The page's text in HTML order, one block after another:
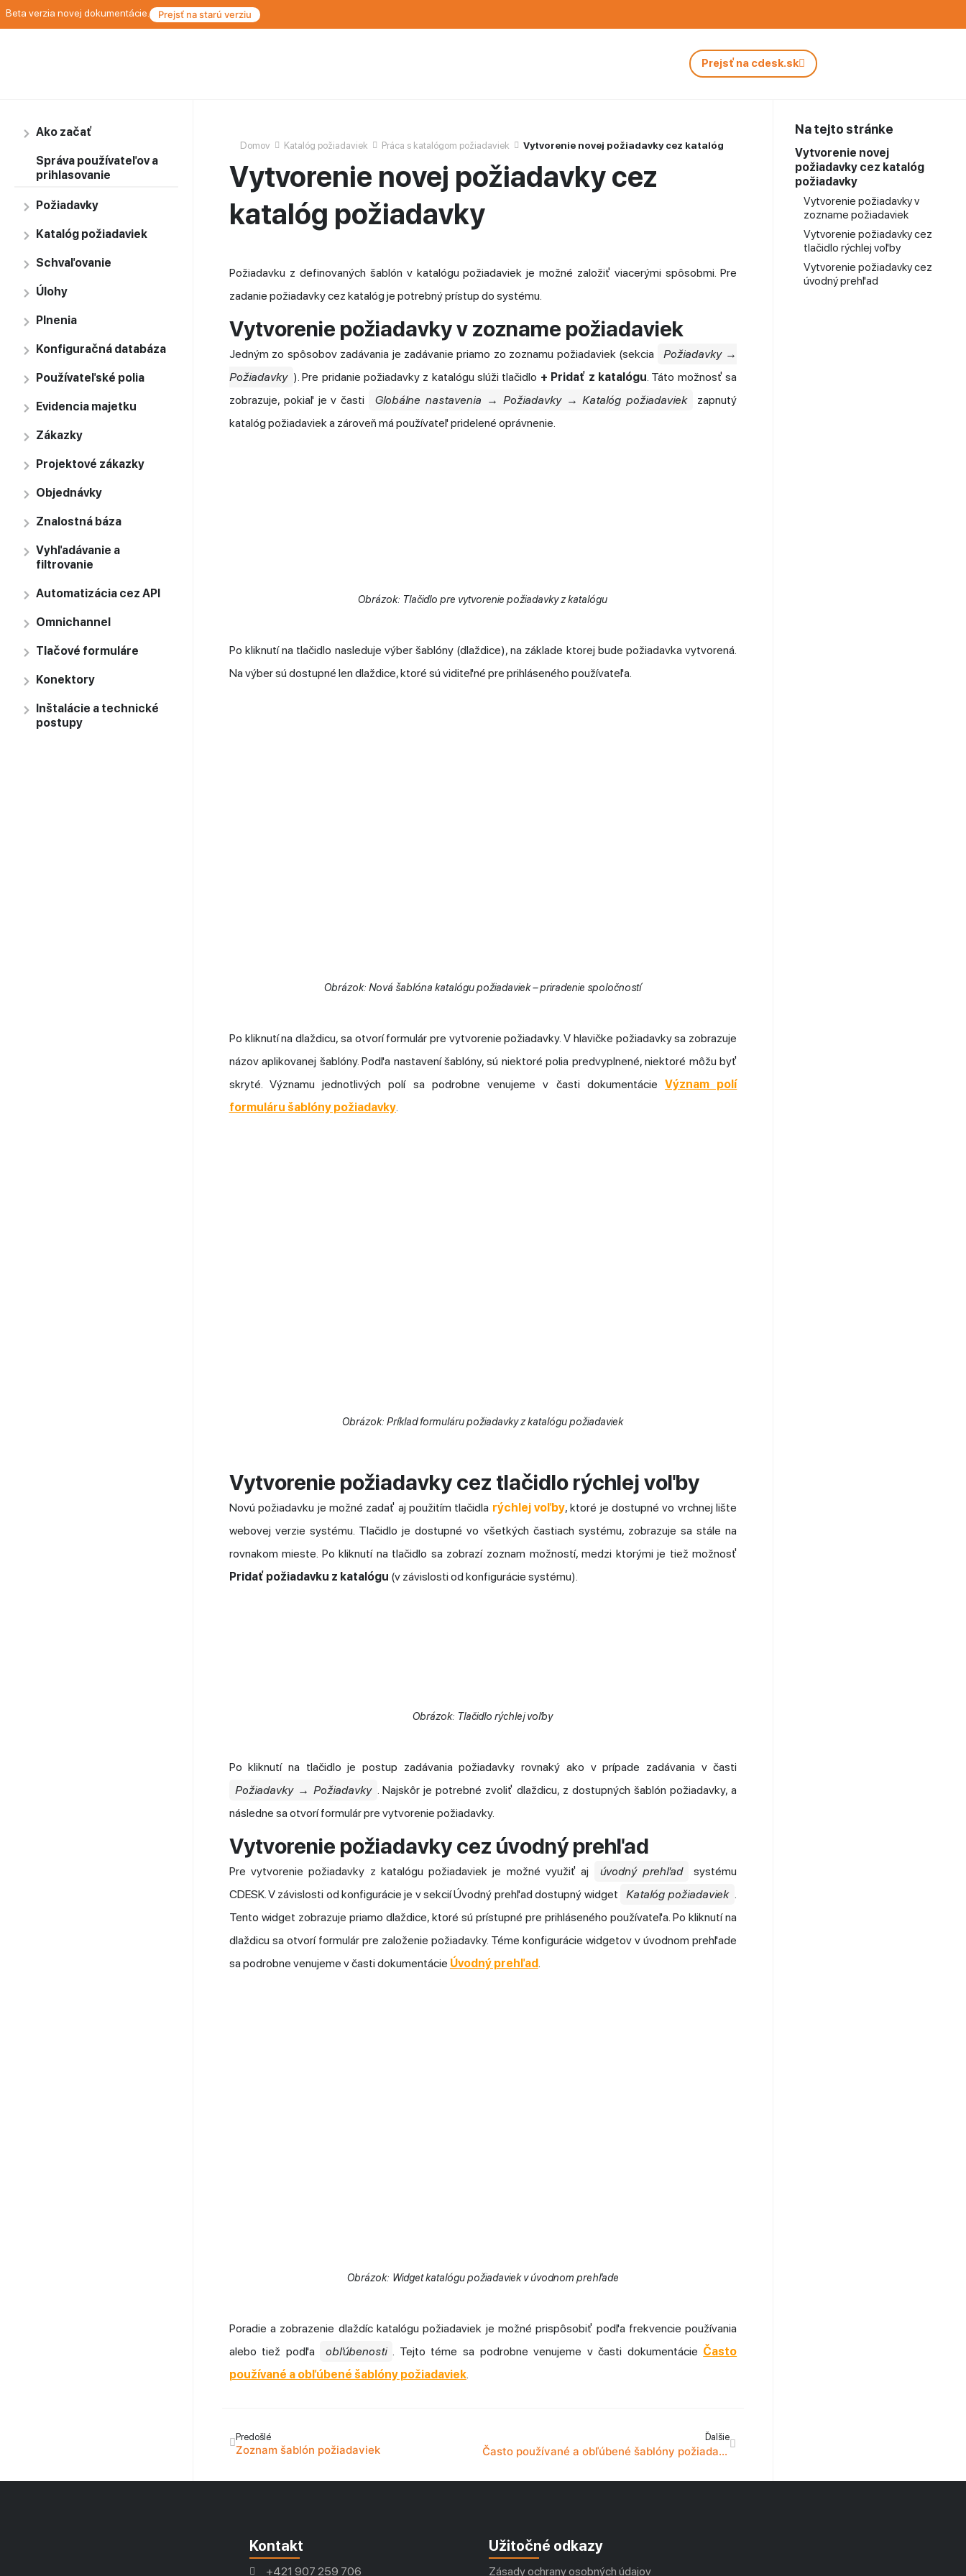
Beta verzia novej dokumentácie. Prejsť na starú verziu
Prejsť na cdesk.sk
Ako začať
Správa používateľov a
prihlasovanie
Požiadavky
Katalóg požiadaviek
Schvaľovanie
Úlohy
Plnenia
Konfiguračná databáza
Používateľské polia
Evidencia majetku
Zákazky
Projektové zákazky
Objednávky
Znalostná báza
Vyhľadávanie a
filtrovanie
Automatizácia cez API
Omnichannel
Tlačové formuláre
Konektory
Inštalácie a technické
postupy
Domov Katalóg požiadaviek Práca s katalógom požiadaviek Vytvorenie novej požiadavky cez katalóg požiadavky
Vytvorenie novej požiadavky cez
katalóg požiadavky
Požiadavku z definovaných šablón v katalógu požiadaviek je možné založiť viacerými spôsobmi. Pre
zadanie požiadavky cez katalóg je potrebný prístup do systému.
Vytvorenie požiadavky v zozname požiadaviek
Jedným zo spôsobov zadávania je zadávanie priamo zo zoznamu požiadaviek (sekcia
Požiadavky →
Požiadavky ). Pre pridanie požiadavky z katalógu slúži tlačidlo + Pridať z katalógu. Táto možnosť sa
zobrazuje, pokiaľ je v časti
Globálne nastavenia → Požiadavky → Katalóg požiadaviek
zapnutý
katalóg požiadaviek a zároveň má používateľ pridelené oprávnenie.
Obrázok: Tlačidlo pre vytvorenie požiadavky z katalógu
Po kliknutí na tlačidlo nasleduje výber šablóny (dlaždice), na základe ktorej bude požiadavka vytvorená.
Na výber sú dostupné len dlaždice, ktoré sú viditeľné pre prihláseného používateľa.
Obrázok: Nová šablóna katalógu požiadaviek – priradenie spoločností
Po kliknutí na dlaždicu, sa otvorí formulár pre vytvorenie požiadavky. V hlavičke požiadavky sa zobrazuje
názov aplikovanej šablóny. Podľa nastavení šablóny, sú niektoré polia predvyplnené, niektoré môžu byť
skryté. Významu jednotlivých polí sa podrobne venujeme v časti dokumentácie Význam polí
formuláru šablóny požiadavky.
Obrázok: Príklad formuláru požiadavky z katalógu požiadaviek
Vytvorenie požiadavky cez tlačidlo rýchlej voľby
Novú požiadavku je možné zadať aj použitím tlačidla rýchlej voľby, ktoré je dostupné vo vrchnej lište
webovej verzie systému. Tlačidlo je dostupné vo všetkých častiach systému, zobrazuje sa stále na
rovnakom mieste. Po kliknutí na tlačidlo sa zobrazí zoznam možností, medzi ktorými je tiež možnosť
Pridať požiadavku z katalógu (v závislosti od konfigurácie systému).
Obrázok: Tlačidlo rýchlej voľby
Po kliknutí na tlačidlo je postup zadávania požiadavky rovnaký ako v prípade zadávania v časti
Požiadavky → Požiadavky . Najskôr je potrebné zvoliť dlaždicu, z dostupných šablón požiadavky, a
následne sa otvorí formulár pre vytvorenie požiadavky.
Vytvorenie požiadavky cez úvodný prehľad
Pre vytvorenie požiadavky z katalógu požiadaviek je možné využiť aj úvodný prehľad
systému
CDESK. V závislosti od konfigurácie je v sekcií Úvodný prehľad dostupný widget
Katalóg požiadaviek .
Tento widget zobrazuje priamo dlaždice, ktoré sú prístupné pre prihláseného používateľa. Po kliknutí na
dlaždicu sa otvorí formulár pre založenie požiadavky. Téme konfigurácie widgetov v úvodnom prehľade
sa podrobne venujeme v časti dokumentácie Úvodný prehľad.
Obrázok: Widget katalógu požiadaviek v úvodnom prehľade
Poradie a zobrazenie dlaždíc katalógu požiadaviek je možné prispôsobiť podľa frekvencie používania
alebo tiež podľa
obľúbenosti . Tejto téme sa podrobne venujeme v časti dokumentácie Často
používané a obľúbené šablóny požiadaviek.
Predošlé
Zoznam šablón požiadaviek
Ďalšie
Často používané a obľúbené šablóny požiadaviek
Na tejto stránke
Vytvorenie novej
požiadavky cez katalóg
požiadavky
Vytvorenie požiadavky v
zozname požiadaviek
Vytvorenie požiadavky cez
tlačidlo rýchlej voľby
Vytvorenie požiadavky cez
úvodný prehľad
Kontakt
+421 907 259 706
Užitočné odkazy
Zásady ochrany osobných údajov